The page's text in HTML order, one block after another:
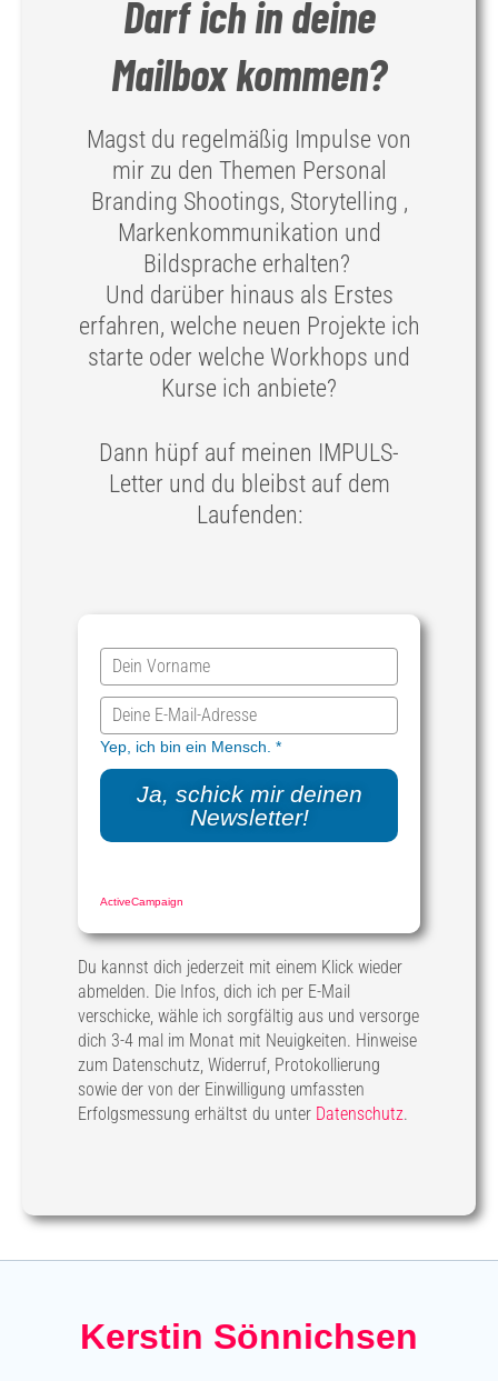
Darf ich in deine
Mailbox kommen?
Magst du regelmäßig Impulse von
mir zu den Themen Personal
Branding Shootings, Storytelling ,
Markenkommunikation und
Bildsprache erhalten?
Und darüber hinaus als Erstes
erfahren, welche neuen Projekte ich
starte oder welche Workhops und
Kurse ich anbiete?
Dann hüpf auf meinen IMPULS-
Letter und du bleibst auf dem
Laufenden:
Yep, ich bin ein Mensch. *
Ja, schick mir deinen
Newsletter!
ActiveCampaign
Du kannst dich jederzeit mit einem Klick wieder
abmelden. Die Infos, dich ich per E-Mail
verschicke, wähle ich sorgfältig aus und versorge
dich 3-4 mal im Monat mit Neuigkeiten. Hinweise
zum Datenschutz, Widerruf, Protokollierung
sowie der von der Einwilligung umfassten
Erfolgsmessung erhältst du unter Datenschutz.
Kerstin Sönnichsen